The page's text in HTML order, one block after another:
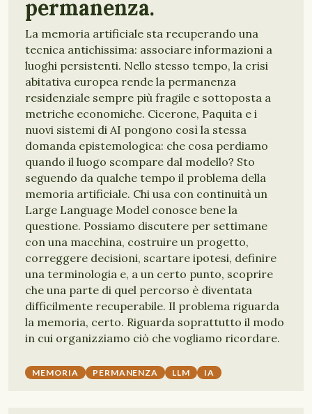
permanenza.
La memoria artificiale sta recuperando una
tecnica antichissima: associare informazioni a
luoghi persistenti. Nello stesso tempo, la crisi
abitativa europea rende la permanenza
residenziale sempre più fragile e sottoposta a
metriche economiche. Cicerone, Paquita e i
nuovi sistemi di AI pongono così la stessa
domanda epistemologica: che cosa perdiamo
quando il luogo scompare dal modello? Sto
seguendo da qualche tempo il problema della
memoria artificiale. Chi usa con continuità un
Large Language Model conosce bene la
questione. Possiamo discutere per settimane
con una macchina, costruire un progetto,
correggere decisioni, scartare ipotesi, definire
una terminologia e, a un certo punto, scoprire
che una parte di quel percorso è diventata
difficilmente recuperabile. Il problema riguarda
la memoria, certo. Riguarda soprattutto il modo
in cui organizziamo ciò che vogliamo ricordare.
MEMORIA PERMANENZA LLM IA